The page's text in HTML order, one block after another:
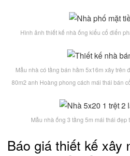
Hình ảnh thiết kế nhà ống kiểu cổ điển
Mẫu nhà có tầng bán hầm 5x16m xây trên
80m2 anh Hoàng phong cách mái thái bán
Mẫu nhà ống 3 tầng 5m mái thái đẹp
Báo giá thiết kế xây